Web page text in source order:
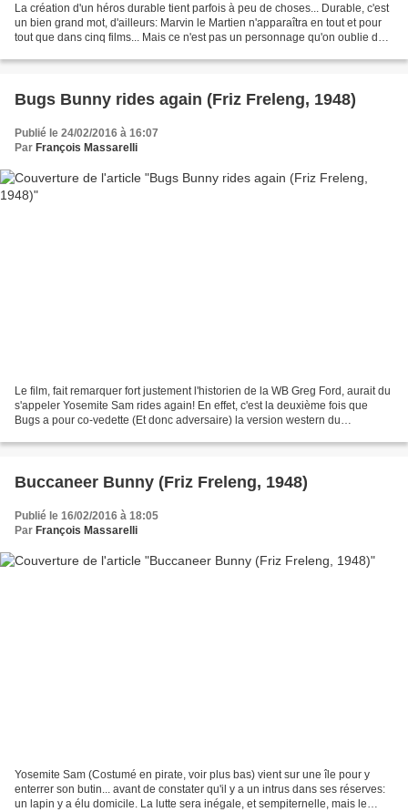
La création d'un héros durable tient parfois à peu de choses... Durable, c'est
un bien grand mot, d'ailleurs: Marvin le Martien n'apparaîtra en tout et pour
tout que dans cinq films... Mais ce n'est pas un personnage qu'on oublie de
Bugs Bunny rides again (Friz Freleng, 1948)
Publié le 24/02/2016 à 16:07
Par François Massarelli
Le film, fait remarquer fort justement l'historien de la WB Greg Ford, aurait du
s'appeler Yosemite Sam rides again! En effet, c'est la deuxième fois que
Bugs a pour co-vedette (Et donc adversaire) la version western du
Buccaneer Bunny (Friz Freleng, 1948)
Publié le 16/02/2016 à 18:05
Par François Massarelli
Yosemite Sam (Costumé en pirate, voir plus bas) vient sur une île pour y
enterrer son butin... avant de constater qu'il y a un intrus dans ses réserves:
un lapin y a élu domicile. La lutte sera inégale, et sempiternelle, mais le